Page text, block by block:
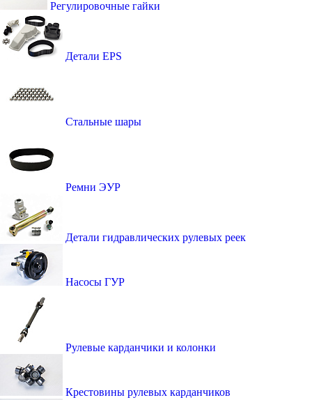
Регулировочные гайки
Детали EPS
Стальные шары
Ремни ЭУР
Детали гидравлических рулевых реек
Насосы ГУР
Рулевые карданчики и колонки
Крестовины рулевых карданчиков